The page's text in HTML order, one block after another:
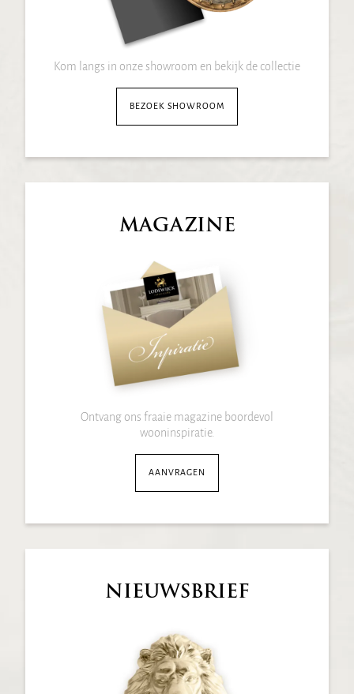
Kom langs in onze showroom en bekijk de collectie
BEZOEK SHOWROOM
MAGAZINE
Ontvang ons fraaie magazine boordevol
wooninspiratie.
AANVRAGEN
NIEUWSBRIEF